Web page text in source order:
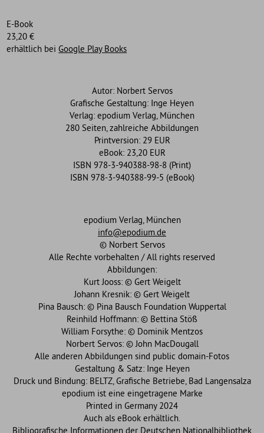
E-Book
23,20 €
erhältlich beiGoogle Play Books
Autor: Norbert Servos
Grafische Gestaltung: Inge Heyen
Verlag: epodium Verlag, München
280 Seiten, zahlreiche Abbildungen
Printversion: 29 EUR
eBook: 23,20 EUR
ISBN 978-3-940388-98-8 (Print)
ISBN 978-3-940388-99-5 (eBook)
epodium Verlag, München
info@epodium.de
© Norbert Servos
Alle Rechte vorbehalten / All rights reserved
Abbildungen:
Kurt Jooss: © Gert Weigelt
Johann Kresnik: © Gert Weigelt
Pina Bausch: © Pina Bausch Foundation Wuppertal
Reinhild Hoffmann: © Bettina Stöß
William Forsythe: © Dominik Mentzos
Norbert Servos: © John MacDougall
Alle anderen Abbildungen sind public domain-Fotos
Gestaltung & Satz: Inge Heyen
Druck und Bindung: BELTZ, Grafische Betriebe, Bad Langensalza
epodium ist eine eingetragene Marke
Printed in Germany 2024
Auch als eBook erhältlich.